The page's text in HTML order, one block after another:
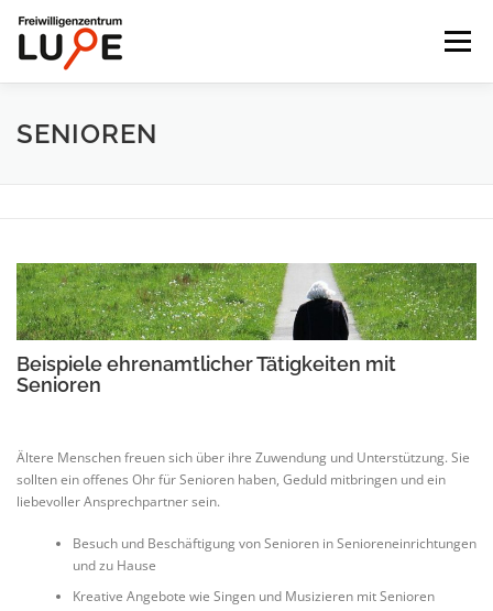
Inhalt
springen
Menü
STARTSEITE
AKTUELLES DIE LUPE
SENIOREN
Beispiele ehrenamtlicher Tätigkeiten mit
Senioren
Ältere Menschen freuen sich über ihre Zuwendung und Unterstützung. Sie
sollten ein offenes Ohr für Senioren haben, Geduld mitbringen und ein
liebevoller Ansprechpartner sein.
Besuch und Beschäftigung von Senioren in Senioreneinrichtungen
und zu Hause
Kreative Angebote wie Singen und Musizieren mit Senioren